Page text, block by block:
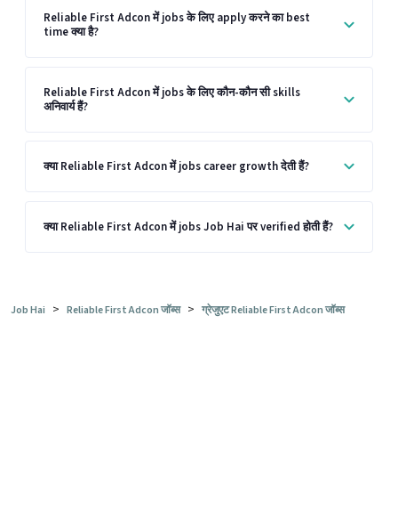
Reliable First Adcon में jobs के लिए apply करने का best
time क्या है?
Reliable First Adcon में jobs के लिए कौन-कौन सी skills
अनिवार्य हैं?
क्या Reliable First Adcon में jobs career growth देती हैं?
क्या Reliable First Adcon में jobs Job Hai पर verified होती हैं?
Job Hai > Reliable First Adcon जॉब्स > ग्रेजुएट Reliable First Adcon जॉब्स